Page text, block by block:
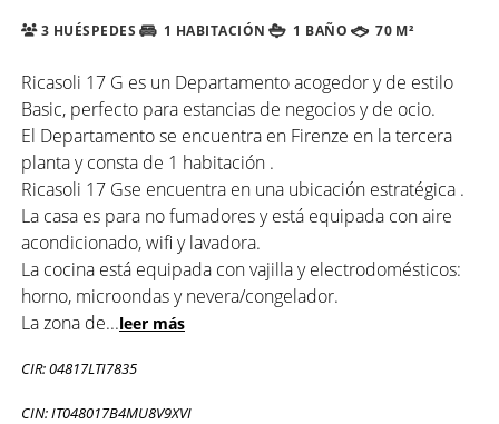
3 HUÉSPEDES 1 HABITACIÓN 1 BAÑO 70 M²
Ricasoli 17 G es un Departamento acogedor y de estilo
Basic, perfecto para estancias de negocios y de ocio.
El Departamento se encuentra en Firenze en la tercera
planta y consta de 1 habitación .
Ricasoli 17 Gse encuentra en una ubicación estratégica .
La casa es para no fumadores y está equipada con aire
acondicionado, wifi y lavadora.
La cocina está equipada con vajilla y electrodomésticos:
horno, microondas y nevera/congelador.
La zona de...leer más
CIR: 04817LTI7835
CIN: IT048017B4MU8V9XVI